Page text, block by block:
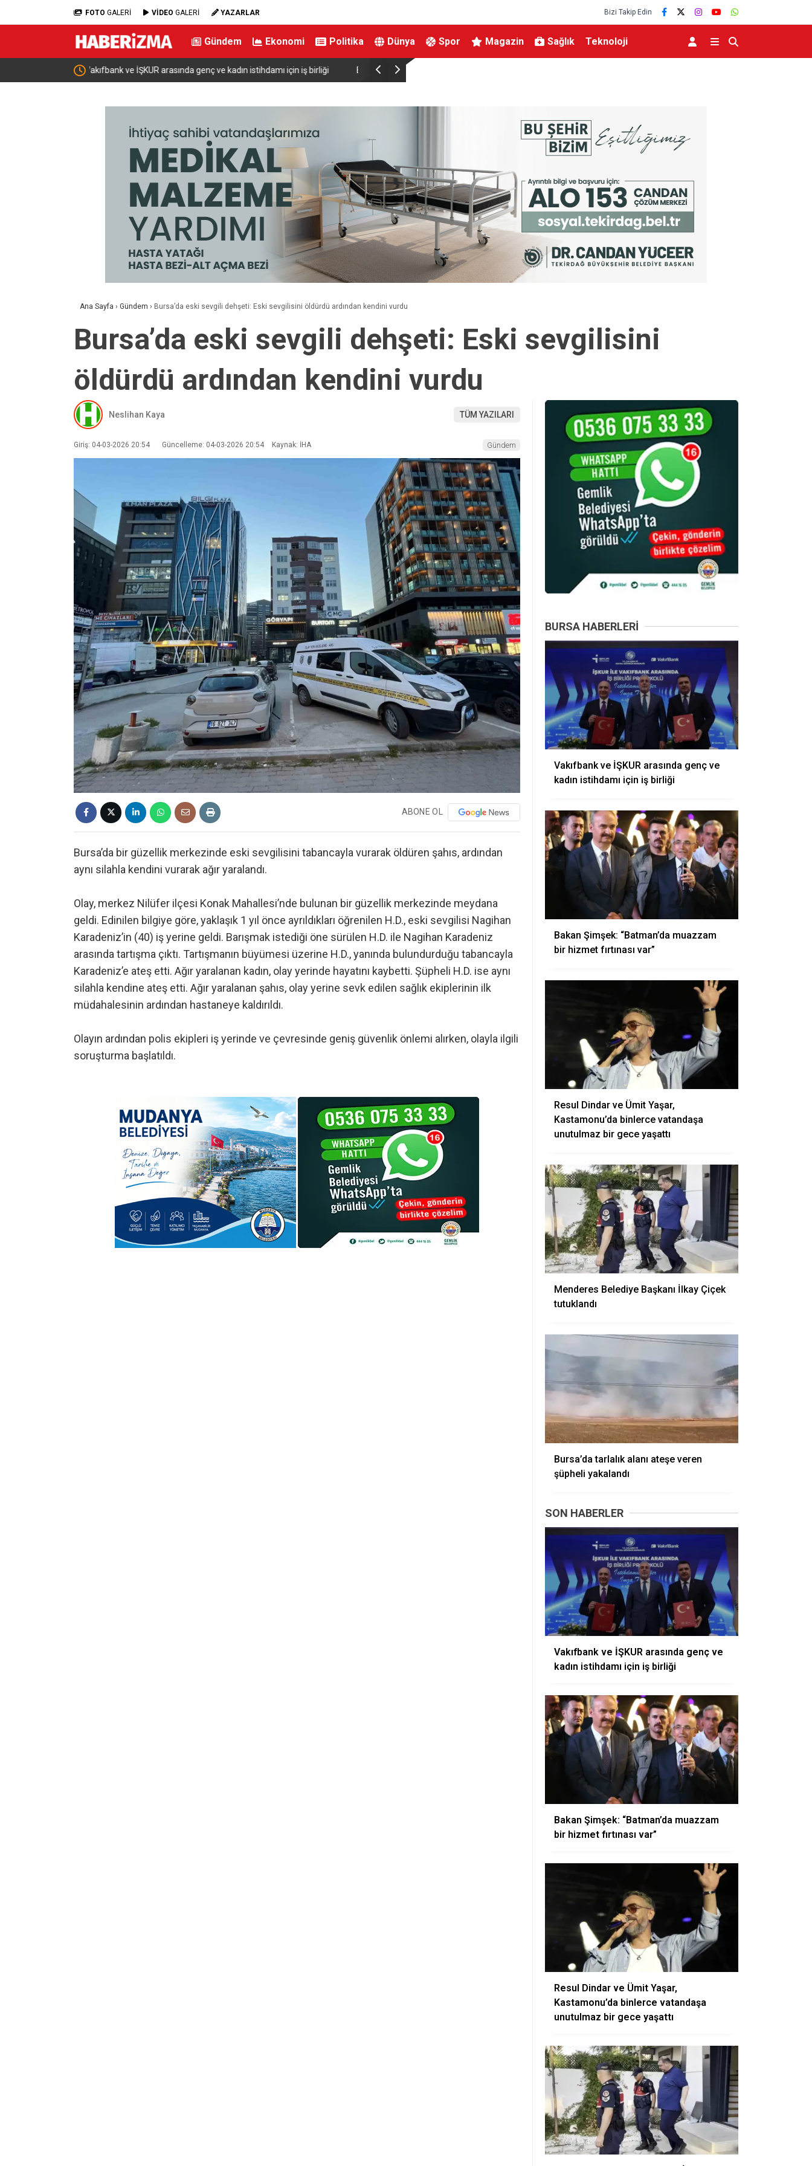
FOTO GALERİ VİDEO GALERİ YAZARLAR Bizi Takip Edin
Gündem Ekonomi Politika Dünya Spor Magazin Sağlık Teknoloji
Bakan Şimşek: “Batman’da muazzam bir hizmet fırtınası var” Resul Dindar ve Ümit Yaşar, Kastamonu’da binlerce vatandaşa
Ana Sayfa › Gündem › Bursa’da eski sevgili dehşeti: Eski sevgilisini öldürdü ardından kendini vurdu
Bursa’da eski sevgili dehşeti: Eski sevgilisini
öldürdü ardından kendini vurdu
Neslihan Kaya TÜM YAZILARI
Giriş: 04-03-2026 20:54 Güncelleme: 04-03-2026 20:54 Kaynak: İHA Gündem
ABONE OL
Bursa’da bir güzellik merkezinde eski sevgilisini tabancayla vurarak öldüren şahıs, ardından
aynı silahla kendini vurarak ağır yaralandı.
Olay, merkez Nilüfer ilçesi Konak Mahallesi’nde bulunan bir güzellik merkezinde meydana
geldi. Edinilen bilgiye göre, yaklaşık 1 yıl önce ayrıldıkları öğrenilen H.D., eski sevgilisi Nagihan
Karadeniz’in (40) iş yerine geldi. Barışmak istediği öne sürülen H.D. ile Nagihan Karadeniz
arasında tartışma çıktı. Tartışmanın büyümesi üzerine H.D., yanında bulundurduğu tabancayla
Karadeniz’e ateş etti. Ağır yaralanan kadın, olay yerinde hayatını kaybetti. Şüpheli H.D. ise aynı
silahla kendine ateş etti. Ağır yaralanan şahıs, olay yerine sevk edilen sağlık ekiplerinin ilk
müdahalesinin ardından hastaneye kaldırıldı.
Olayın ardından polis ekipleri iş yerinde ve çevresinde geniş güvenlik önlemi alırken, olayla ilgili
soruşturma başlatıldı.
BURSA HABERLERI
Vakıfbank ve İŞKUR arasında genç ve
kadın istihdamı için iş birliği
Bakan Şimşek: “Batman’da muazzam
bir hizmet fırtınası var”
Resul Dindar ve Ümit Yaşar,
Kastamonu’da binlerce vatandaşa
unutulmaz bir gece yaşattı
Menderes Belediye Başkanı İlkay Çiçek
tutuklandı
Bursa’da tarlalık alanı ateşe veren
şüpheli yakalandı
SON HABERLER
Vakıfbank ve İŞKUR arasında genç ve
kadın istihdamı için iş birliği
Bakan Şimşek: “Batman’da muazzam
bir hizmet fırtınası var”
Resul Dindar ve Ümit Yaşar,
Kastamonu’da binlerce vatandaşa
unutulmaz bir gece yaşattı